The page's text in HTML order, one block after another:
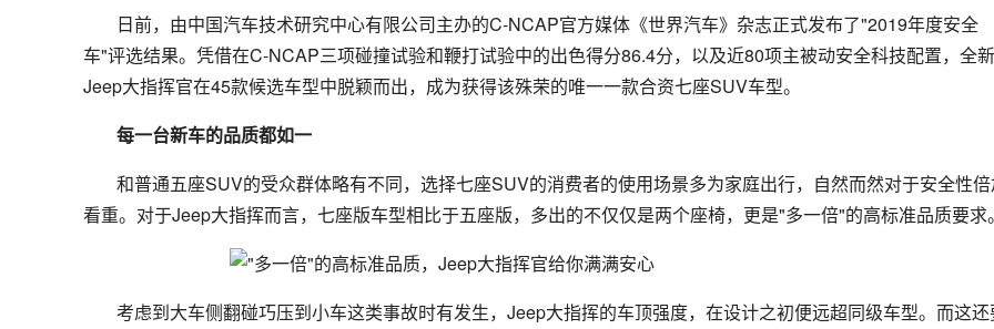
日前，由中国汽车技术研究中心有限公司主办的C-NCAP官方媒体《世界汽车》杂志正式发布了"2019年度安全
车"评选结果。凭借在C-NCAP三项碰撞试验和鞭打试验中的出色得分86.4分，以及近80项主被动安全科技配置，全新
Jeep大指挥官在45款候选车型中脱颖而出，成为获得该殊荣的唯一一款合资七座SUV车型。
每一台新车的品质都如一
和普通五座SUV的受众群体略有不同，选择七座SUV的消费者的使用场景多为家庭出行，自然而然对于安全性倍
看重。对于Jeep大指挥而言，七座版车型相比于五座版，多出的不仅仅是两个座椅，更是"多一倍"的高标准品质要求。
考虑到大车侧翻碰巧压到小车这类事故时有发生，Jeep大指挥的车顶强度，在设计之初便远超同级车型。而这还